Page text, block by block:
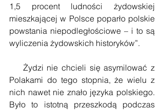
1,5 procent ludności żydowskiej
mieszkającej w Polsce poparło polskie
powstania niepodległościowe – i to są
wyliczenia żydowskich historyków”.
Żydzi nie chcieli się asymilować z
Polakami do tego stopnia, że wielu z
nich nawet nie znało języka polskiego.
Było to istotną przeszkodą podczas